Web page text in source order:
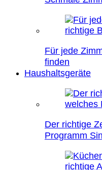
Für jede
finden
Haushaltsgeräte
Der richtige
Programm